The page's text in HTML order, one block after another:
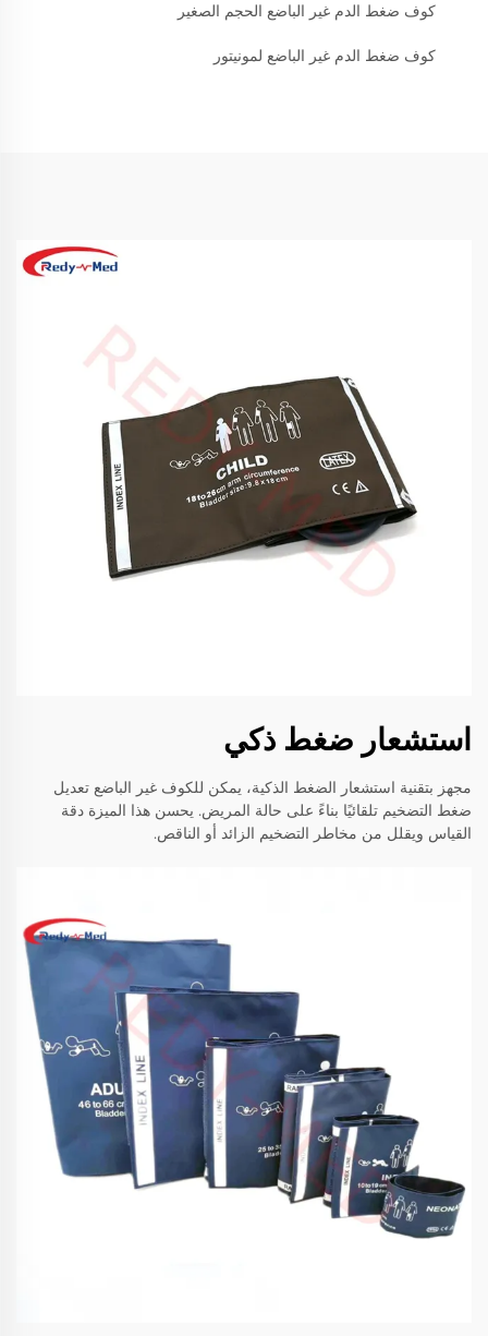
كوف ضغط الدم غير الباضع الحجم الصغير
كوف ضغط الدم غير الباضع لمونيتور
استشعار ضغط ذكي
مجهز بتقنية استشعار الضغط الذكية، يمكن للكوف غير الباضع تعديل
ضغط التضخيم تلقائيًا بناءً على حالة المريض. يحسن هذا الميزة دقة
القياس ويقلل من مخاطر التضخيم الزائد أو الناقص.